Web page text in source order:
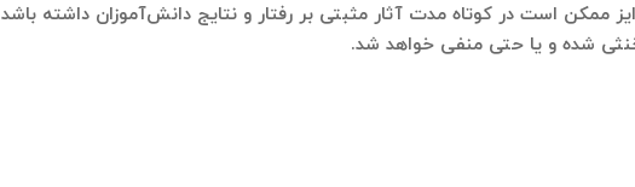
ممکن است در کوتاه مدت آثار مثبتی بر رفتار و نتایج دانش‌آموزان داشته باشد
خنثی شده و یا حتی منفی خواهد شد.